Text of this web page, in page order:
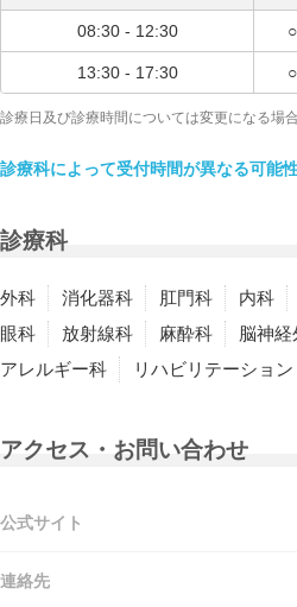
08:30 - 12:30 ○
13:30 - 17:30 ○
診療日及び診療時間については変更になる場
診療科によって受付時間が異なる可能
診療科
外科 消化器科 肛門科 内科
眼科
放射線科 麻酔科 脳神経
アレルギー科
リハビリテーション
アクセス・お問い合わせ
公式サイト
連絡先